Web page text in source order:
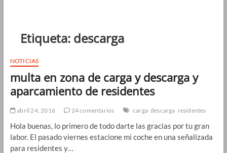
Etiqueta: descarga
NOTICIAS
multa en zona de carga y descarga y
aparcamiento de residentes
abril 24, 2016 24 comentarios carga descarga residentes
Hola buenas, lo primero de todo darte las gracias por tu gran
labor. El pasado viernes estacione mi coche en una señalizada
para residentes y…